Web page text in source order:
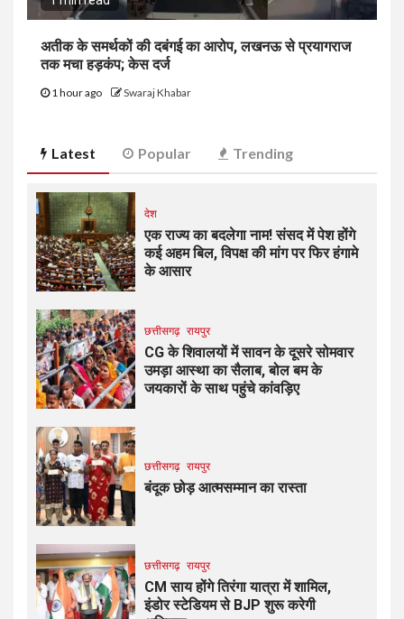
अतीक के समर्थकों की दबंगई का आरोप, लखनऊ से प्रयागराज
तक मचा हड़कंप; केस दर्ज
1 hour ago Swaraj Khabar
Latest Popular Trending
देश
एक राज्य का बदलेगा नाम! संसद में पेश होंगे
कई अहम बिल, विपक्ष की मांग पर फिर हंगामे
के आसार
छत्तीसगढ़ रायपुर
CG के शिवालयों में सावन के दूसरे सोमवार
उमड़ा आस्था का सैलाब, बोल बम के
जयकारों के साथ पहुंचे कांवड़िए
छत्तीसगढ़ रायपुर
​बंदूक छोड़ आत्मसम्मान का रास्ता
छत्तीसगढ़ रायपुर
CM साय होंगे तिरंगा यात्रा में शामिल,
इंडोर स्टेडियम से BJP शुरू करेगी